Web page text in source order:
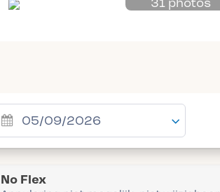
31 photos
No Flex